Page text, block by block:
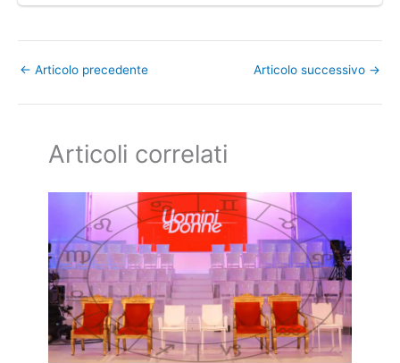
← Articolo precedente Articolo successivo →
Articoli correlati